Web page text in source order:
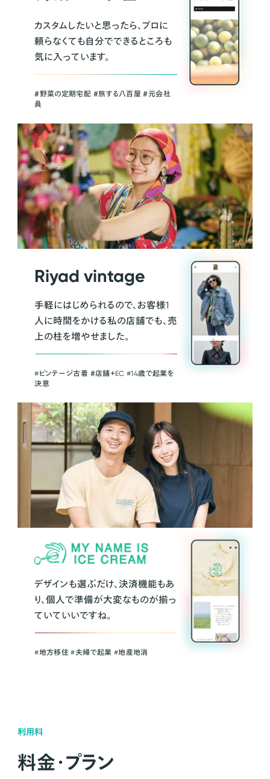
カスタムしたいと思ったら、プロに
頼らなくても自分でできるところも
気に入っています。
＃野菜の定期宅配 ＃旅する八百屋 ＃元会社
員
Riyad vintage
手軽にはじめられるので、お客様1
人に時間をかける私の店舗でも、売
上の柱を増やせました。
#ビンテージ古着 ＃店舗＋EC #14歳で起業を
決意
デザインも選ぶだけ、決済機能もあ
り、個人で準備が大変なものが揃っ
ていていいですね。
#地方移住 #夫婦で起業 #地産地消
利用料
料金・プラン